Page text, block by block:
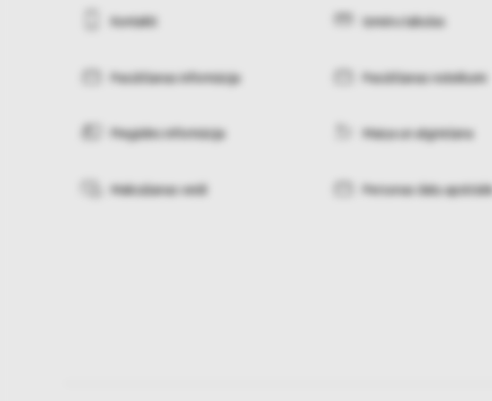
Kontakti Izmēru tabulas
Pasūtīšanas informācija Pasūtīšanas noteikumi
Piegādes informācija Maiņa un atgriešana
Maksāšanas veidi Personas datu apstrāde